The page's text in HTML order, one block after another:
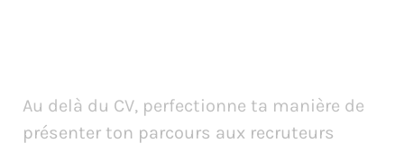
Au delà du CV, perfectionne ta manière de
présenter ton parcours aux recruteurs